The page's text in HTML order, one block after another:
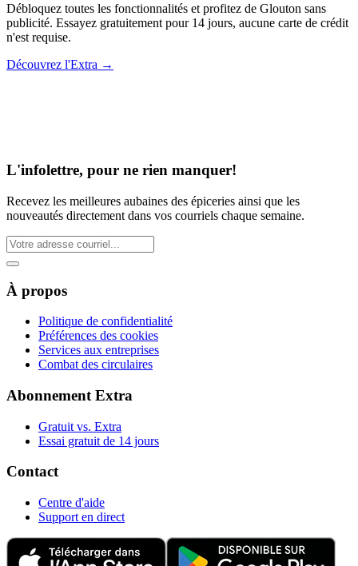
Débloquez toutes les fonctionnalités et profitez de Glouton sans
publicité. Essayez gratuitement pour 14 jours, aucune carte de crédit
n'est requise.
Découvrez l'Extra →
L'infolettre, pour ne rien manquer!
Recevez les meilleures aubaines des épiceries ainsi que les
nouveautés directement dans vos courriels chaque semaine.
À propos
Politique de confidentialité
Préférences des cookies
Services aux entreprises
Combat des circulaires
Abonnement Extra
Gratuit vs. Extra
Essai gratuit de 14 jours
Contact
Centre d'aide
Support en direct